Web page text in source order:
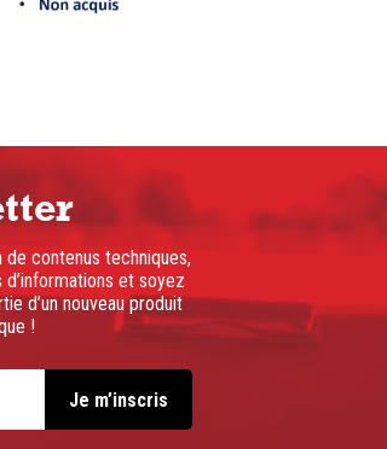
de contenus techniques,
et soyez
d’un nouveau produit
!